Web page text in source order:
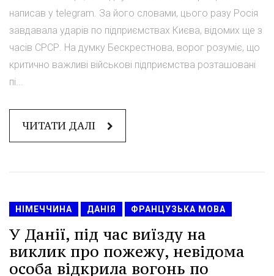
написав у telegram. За його словами, цього разу Росія
завдавала ударів по підприємствах Києва, відомих ще з
часів СРСР. На думку Бескрестнова, ворог розуміє, що
критично важливі військові підприємства розташовані
пі...
ЧИТАТИ ДАЛІ
НІМЕЧЧИНА ДАНІЯ ФРАНЦУЗЬКА МОВА
У Данії, під час виїзду на
виклик про пожежу, невідома
особа відкрила вогонь по